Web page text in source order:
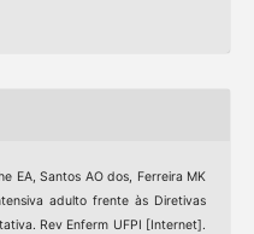
EA, Santos AO dos, Ferreira MK
adulto frente às Diretivas
Rev Enferm UFPI [Internet].